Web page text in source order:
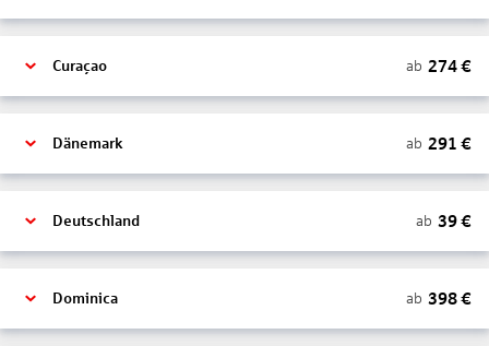
Curaçao ab 274€
Dänemark ab 291 €
Deutschland ab 39€
Dominica ab 398€